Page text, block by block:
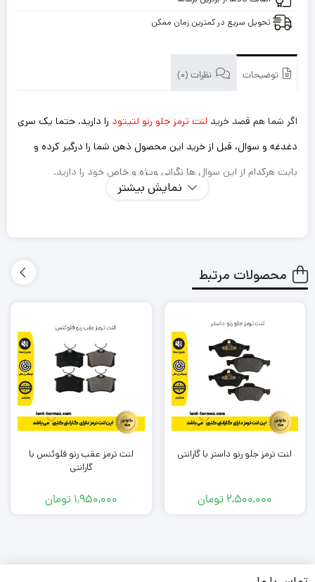
تحویل سریع در کمترین زمان ممکن
توضیحات نظرات (0)
اگر شما هم قصد خرید لنت ترمز جلو رنو لتیتود را دارید. حتما یک سری
دغدغه و سوال، قبل از خرید این محصول ذهن شما را درگیر کرده و
بابت هرکدام از این سوال ها نگرانی ویژه و خاص خود را دارید.
طول عمر کوتاهی نداشته باشد و مجبور باشم بعد از یک مدت
لنتی که میخرم باعث آسیب زدین به دیسک چرخ خودرو من
نشود؟
در شرایطی که معمولا به صورت متناوب و زیاد از تزمز استفاده می
کنم، لنت داغ نشود و کارایی آن پایین نیاید؟
آیا لنتی که میخرم گارانتی دارد؟
برند این لنت ترمز چیست؟ ایرانی است یا خارجی؟
نمایش بیشتر
محصولات مرتبط
لنت ترمز جلو رنو داستر با گارانتی
2,500,000 تومان
لنت ترمز عقب رنو فلوئنس با
گارانتی
1,950,000 تومان